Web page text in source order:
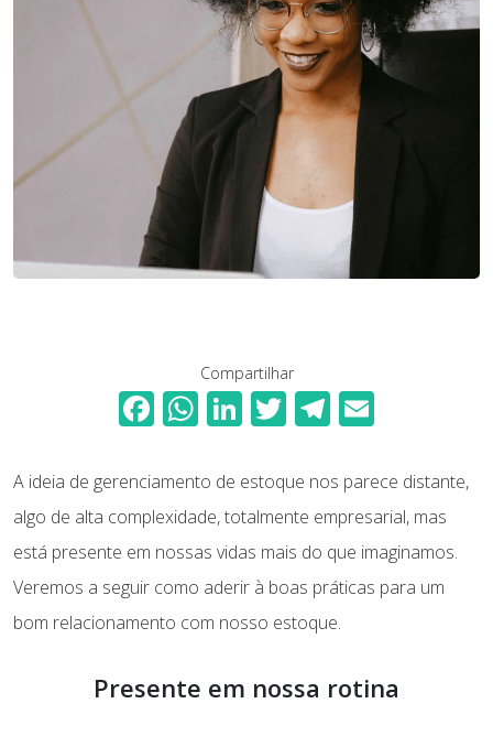
Compartilhar
F
e
b
o
o
k
W
at
s
A
p
p
Li
k
e
dI
n
T
itt
er
T
e
gr
a
m
ai
l
A ideia de gerenciamento de estoque nos parece distante,
algo de alta complexidade, totalmente empresarial, mas
está presente em nossas vidas mais do que imaginamos.
Veremos a seguir como aderir à boas práticas para um
bom relacionamento com nosso estoque.
Presente em nossa rotina